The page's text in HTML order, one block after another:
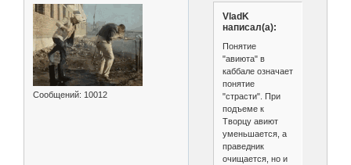
Сообщений: 10012
VladK
написал(а):
Понятие
"авиюта" в
каббале означает
понятие
"страсти". При
подъеме к
Творцу авиют
уменьшается, а
праведник
очищается, но и